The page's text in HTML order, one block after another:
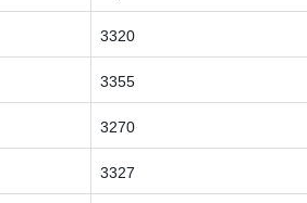
3320
3355
3270
3327